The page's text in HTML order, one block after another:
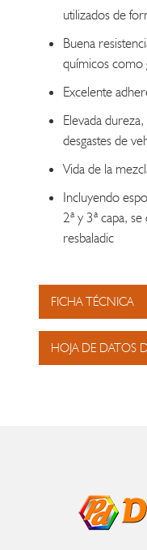
utilizados de
Buena
químicos como
Excelente
Elevada
desgastes de
Vida de la
Incluyendo
2ª y 3ª capa,
resbaladic
FICHA TÉCNICA
HOJA DE DATOS